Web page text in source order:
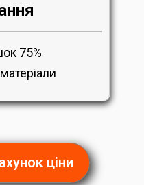
75%
ціни